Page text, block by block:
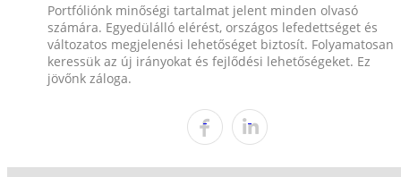
Portfóliónk minőségi tartalmat jelent minden olvasó
számára. Egyedülálló elérést, országos lefedettséget és
változatos megjelenési lehetőséget biztosít. Folyamatosan
keressük az új irányokat és fejlődési lehetőségeket. Ez
jövőnk záloga.